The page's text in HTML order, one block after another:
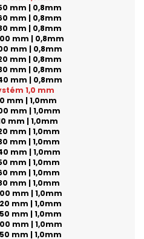
mm | 0,8mm
mm | 0,8mm
mm | 0,8mm
mm | 0,8mm
mm | 0,8mm
mm | 0,8mm
mm | 0,8mm
mm | 0,8mm
1,0 mm
mm | 1,0mm
mm | 1,0mm
mm | 1,0mm
mm | 1,0mm
mm | 1,0mm
mm | 1,0mm
mm | 1,0mm
mm | 1,0mm
mm | 1,0mm
mm | 1,0mm
mm | 1,0mm
mm | 1,0mm
mm | 1,0mm
mm | 1,0mm